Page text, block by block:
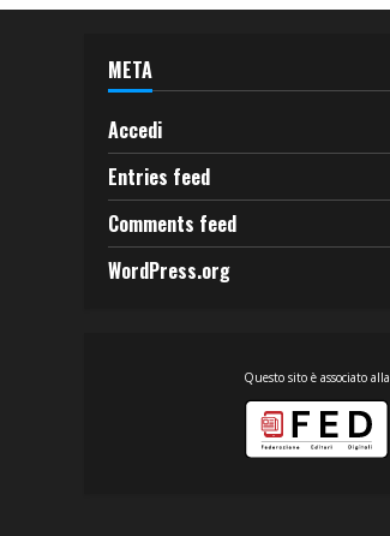
META
Accedi
Entries feed
Comments feed
WordPress.org
Questo sito è associato alla